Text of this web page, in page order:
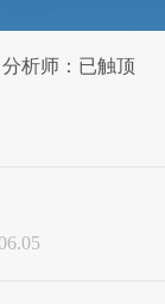
析师：已触顶